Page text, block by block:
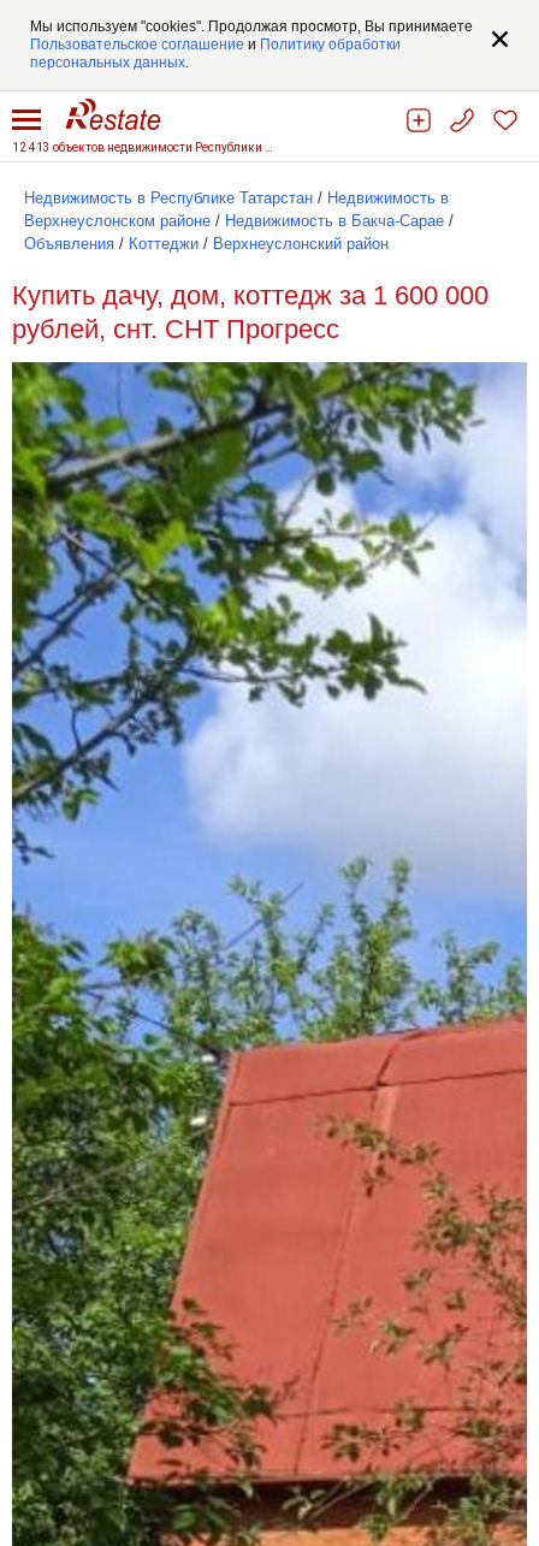
Мы используем "cookies". Продолжая просмотр, Вы принимаете
Пользовательское соглашение и Политику обработки
персональных данных.
Недвижимость в Республике Татарстан / Недвижимость в
Верхнеуслонском районе / Недвижимость в Бакча-Сарае /
Объявления / Коттеджи / Верхнеуслонский район
Купить дачу, дом, коттедж за 1 600 000
рублей, снт. СНТ Прогресс